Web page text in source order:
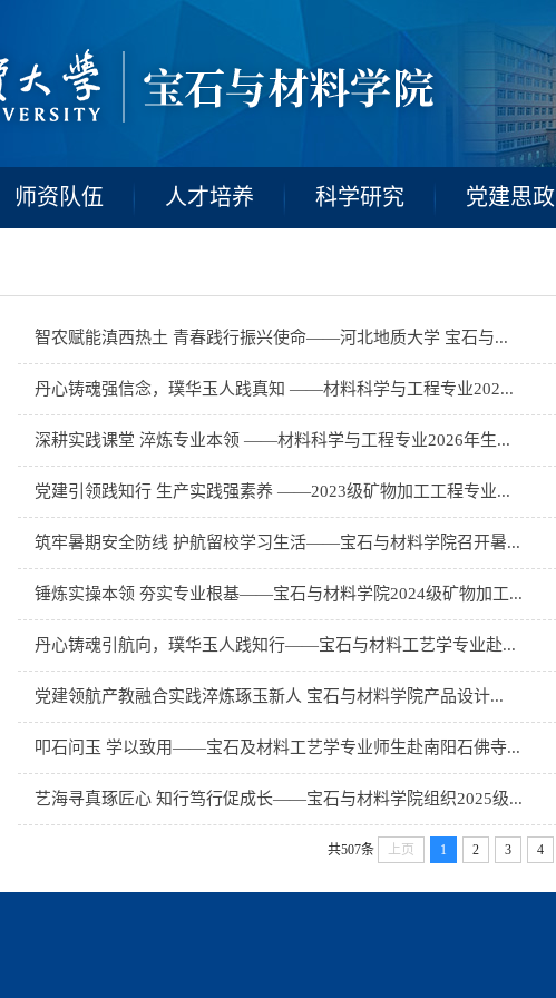
师资队伍 人才培养 科学研究 党建思政
智农赋能滇西热土 青春践行振兴使命——河北地质大学 宝石与...
丹心铸魂强信念，璞华玉人践真知 ——材料科学与工程专业202...
深耕实践课堂 淬炼专业本领 ——材料科学与工程专业2026年生...
党建引领践知行 生产实践强素养 ——2023级矿物加工工程专业...
筑牢暑期安全防线 护航留校学习生活——宝石与材料学院召开暑...
锤炼实操本领 夯实专业根基——宝石与材料学院2024级矿物加工...
丹心铸魂引航向，璞华玉人践知行——宝石与材料工艺学专业赴...
党建领航产教融合实践淬炼琢玉新人 宝石与材料学院产品设计...
叩石问玉 学以致用——宝石及材料工艺学专业师生赴南阳石佛寺...
艺海寻真琢匠心 知行笃行促成长——宝石与材料学院组织2025级...
共507条 上页 1 2 3 4